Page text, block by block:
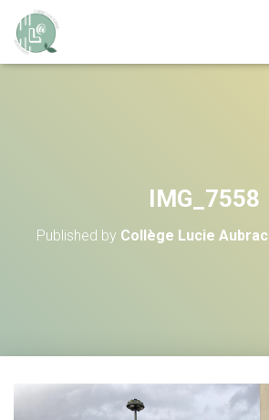
IMG_7558
Published by Collège Lucie Aubrac